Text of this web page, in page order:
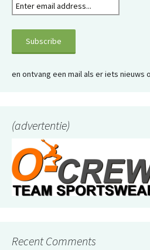
en ontvang een mail als er iets nieuws
(advertentie)
Recent Comments